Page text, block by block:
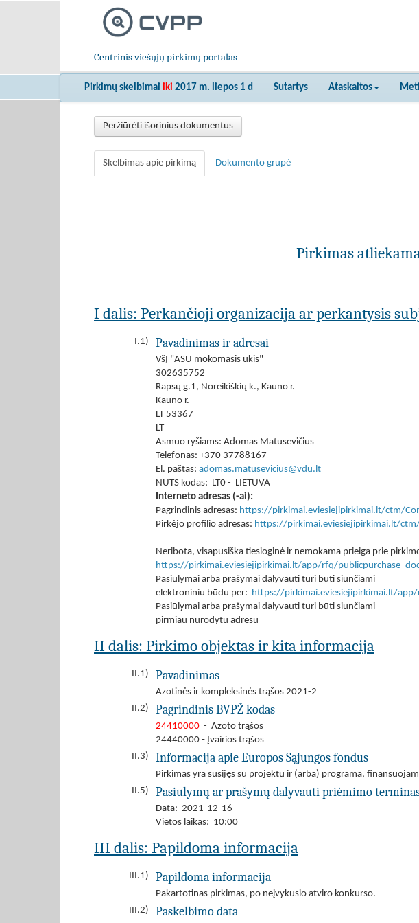
Centrinis viešųjų pirkimų portalas
Pirkimų skelbimai iki 2017 m. liepos 1 d Sutartys Ataskaitos
Peržiūrėti išorinius dokumentus
Skelbimas apie pirkimą Dokumento grupė
Pirkimas
I dalis: Perkančioji organizacija ar perkantysis
I.1) Pavadinimas ir adresai
VšĮ "ASU mokomasis ūkis"
302635752
Rapsų g.1, Noreikiškių k., Kauno r.
Kauno r.
LT 53367
LT
Asmuo ryšiams: Adomas Matusevičius
Telefonas: +370 37788167
El. paštas: adomas.matusevicius@vdu.lt
NUTS kodas: LT0 - LIETUVA
Interneto adresas (-ai):
Pagrindinis adresas: https://pirkimai.eviesiejipirkimai.lt/ctm/
Pirkėjo profilio adresas: https://pirkimai.eviesiejipirkimai.lt/
Neribota, visapusiška tiesioginė ir nemokama prieiga prie
https://pirkimai.eviesiejipirkimai.lt/app/rfq/
Pasiūlymai arba prašymai dalyvauti turi būti siunčiami
elektroniniu būdu per: https://pirkimai.eviesiejipirkimai.lt/app/
Pasiūlymai arba prašymai dalyvauti turi būti siunčiami
pirmiau nurodytu adresu
II dalis: Pirkimo objektas ir kita informacija
II.1) Pavadinimas
Azotinės ir kompleksinės trąšos 2021-2
II.2)
Pagrindinis BVPŽ kodas
24410000 - Azoto trąšos
24440000 ‐ Įvairios trąšos
II.3)
Informacija apie Europos Sąjungos fondus
Pirkimas yra susijęs su projektu ir (arba) programa,
II.5)
Pasiūlymų ar prašymų dalyvauti priėmimo
Data: 2021-12-16
Vietos laikas: 10:00
III dalis: Papildoma informacija
III.1) Papildoma informacija
Pakartotinas pirkimas, po neįvykusio atviro konkurso.
III.2)
Paskelbimo data